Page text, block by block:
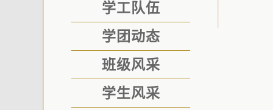
学工队伍
学团动态
班级风采
学生风采